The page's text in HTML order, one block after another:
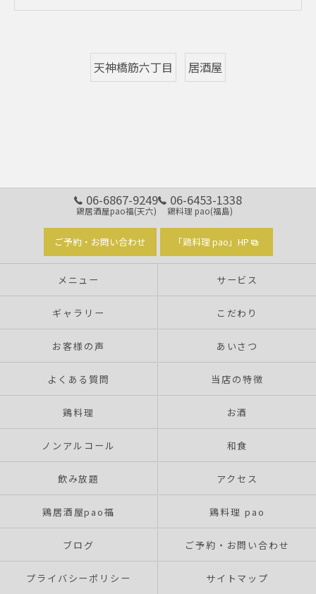
天神橋筋六丁目 居酒屋
06-6867-9249
鶏居酒屋pao福(天六)
06-6453-1338
鶏料理 pao(福島)
ご予約・お問い合わせ 「鶏料理 pao」HP
メニュー サービス
ギャラリー こだわり
お客様の声 あいさつ
よくある質問 当店の特徴
鶏料理 お酒
ノンアルコール 和食
飲み放題 アクセス
鶏居酒屋pao福 鶏料理 pao
ブログ ご予約・お問い合わせ
プライバシーポリシー サイトマップ